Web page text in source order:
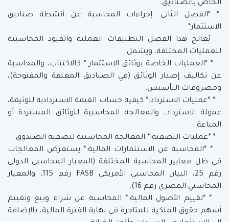
الخاص بالصناديق.
* *الفصل الثاني: إجراءات المحاسبة عن أنشطة صناديق
الاستثمار*
يُعالج هذا الفصل التطبيقات العملية والقيود المحاسبية
للعمليات المختلفة، ويشمل:
* *العمليات الخاصة بوثائق الاستثمار:* كالاكتتاب، والمحاسبة
عن تكاليف إصدار الوثائق (في الصناديق المغلقة والمفتوحة)،
ومصروفات التأسيس.
* *عمليات الاسترداد:* كيفية حساب القيمة الاستردادية للوثيقة،
عمولة الاسترداد، والمعالجة المحاسبية للوثائق المستردة أو
المباعة.
* *عمليات التصفية:* المعالجة المحاسبية لتصفية الصندوق.
* *المحاسبة عن الاستثمارات المالية:* يستعرض المعالجات
في ظل معايير المحاسبة المختلفة (المعيار المحاسبي الدولي
رقم 25، البيان المحاسبي الأمريكي FASB رقم 115، والمعيار
المحاسبي المصري رقم 16).
* *تقييم الأصول المالية:* المحاسبة عن شراء وبيع وتقييم
أسهم حقوق الملكية للمتاجرة في نهاية الفترة المالية، بالإضافة